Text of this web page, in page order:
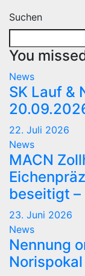
Suchen
You
News
SK Lauf &
22. Juli 2026
News
MACN
beseitigt –
23. Juni 2026
News
Nennung
Norispokal